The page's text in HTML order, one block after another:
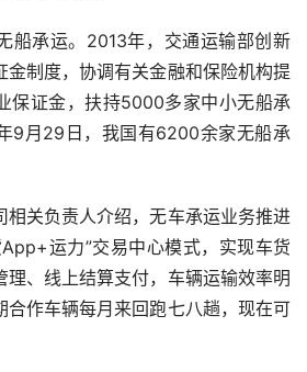
船承运。 2013年，交通运输部创新
金制度，协调有关金融和保险机构提
保证金，扶持5000多家中小无船承
9 月29 日，我国有6200余家无船承
相关负责人介绍，无车承运业务推进
App+运力”交易中心模式，实现车货
理、线上结算支付，车辆运输效率明
合作车辆每月来回跑七八趟，现在可